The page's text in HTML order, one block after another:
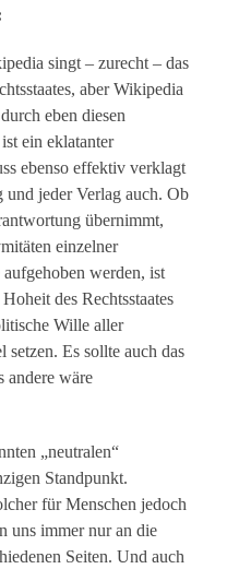
singt – zurecht – das
aber Wikipedia
eben diesen
ein eklatanter
ebenso effektiv verklagt
jeder Verlag auch. Ob
übernimmt,
einzelner
werden, ist
des Rechtsstaates
Wille aller
setzen. Es sollte auch das
andere wäre
„neutralen“
Standpunkt.
für Menschen jedoch
uns immer nur an die
Seiten. Und auch